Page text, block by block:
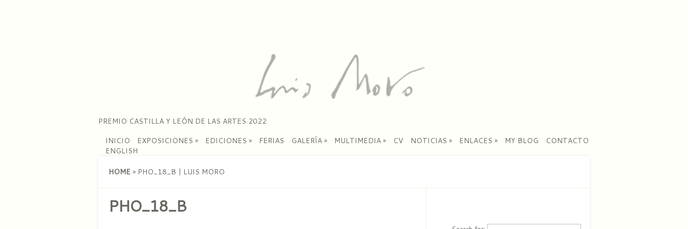
PREMIO CASTILLA Y LEÓN DE LAS ARTES 2022
INICIO
EXPOSICIONES » EDICIONES » FERIAS GALERÍA » MULTIMEDIA » CV NOTICIAS » ENLACES » MY BLOG
CONTACTO
ENGLISH
HOME » PHO_18_B | LUIS MORO
PHO_18_B